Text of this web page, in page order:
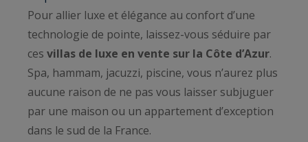
Pour allier luxe et élégance au confort d’une
technologie de pointe, laissez-vous séduire par
ces villas de luxe en vente sur la Côte d’Azur.
Spa, hammam, jacuzzi, piscine, vous n’aurez plus
aucune raison de ne pas vous laisser subjuguer
par une maison ou un appartement d’exception
dans le sud de la France.